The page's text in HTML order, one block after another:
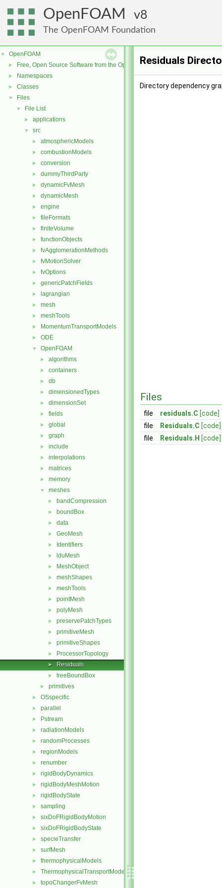
OpenFOAM 8
The OpenFOAM Foundation
▼ OpenFOAM
► Free, Open Source Software from the OpenFOAM Foundation
► Namespaces
► Classes
▼ Files
▼ File List
► applications
▼ src
► atmosphericModels
► combustionModels
► conversion
► dummyThirdParty
► dynamicFvMesh
► dynamicMesh
► engine
► fileFormats
► finiteVolume
► functionObjects
► fvAgglomerationMethods
► fvMotionSolver
► fvOptions
► genericPatchFields
► lagrangian
► mesh
► meshTools
► MomentumTransportModels
► ODE
▼ OpenFOAM
► algorithms
► containers
► db
► dimensionedTypes
► dimensionSet
► fields
► global
► graph
► include
► interpolations
► matrices
► memory
▼ meshes
► bandCompression
► boundBox
► data
► GeoMesh
► Identifiers
► lduMesh
► MeshObject
► meshShapes
► meshTools
► pointMesh
► polyMesh
► preservePatchTypes
► primitiveMesh
► primitiveShapes
► ProcessorTopology
► Residuals
► treeBoundBox
► primitives
► OSspecific
► parallel
► Pstream
► radiationModels
► randomProcesses
► regionModels
► renumber
► rigidBodyDynamics
► rigidBodyMeshMotion
► rigidBodyState
► sampling
► sixDoFRigidBodyMotion
► sixDoFRigidBodyState
► specieTransfer
► surfMesh
► thermophysicalModels
► ThermophysicalTransportModels
► topoChangerFvMesh
Residuals
Directory dependency
Files
file residuals.C [code]
file
Residuals.C [code]
file
Residuals.H [code]